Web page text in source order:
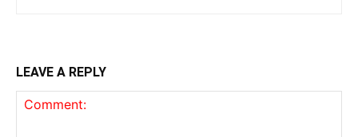
LEAVE A REPLY